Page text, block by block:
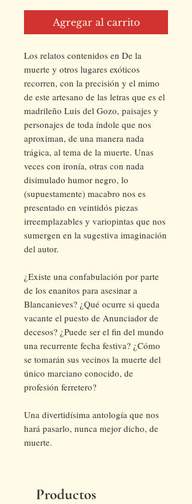
Agregar al carrito
Los relatos contenidos en De la
muerte y otros lugares exóticos
recorren, con la precisión y el mimo
de este artesano de las letras que es el
madrileño Luis del Gozo, paisajes y
personajes de toda índole que nos
aproximan, de una manera nada
trágica, al tema de la muerte. Unas
veces con ironía, otras con nada
disimulado humor negro, lo
(supuestamente) macabro nos es
presentado en veintidós piezas
irreemplazables y variopintas que nos
sumergen en la sugestiva imaginación
del autor.
¿Existe una confabulación por parte
de los enanitos para asesinar a
Blancanieves? ¿Qué ocurre si queda
vacante el puesto de Anunciador de
decesos? ¿Puede ser el fin del mundo
una recurrente fecha festiva? ¿Cómo
se tomarán sus vecinos la muerte del
único marciano conocido, de
profesión ferretero?
Una divertidísima antología que nos
hará pasarlo, nunca mejor dicho, de
muerte.
Productos